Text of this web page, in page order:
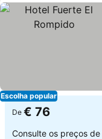
Escolha popular
De € 76
Consulte os preços de